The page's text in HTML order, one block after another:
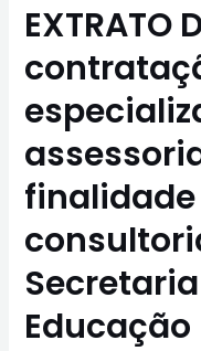
EXTRATO
Educação